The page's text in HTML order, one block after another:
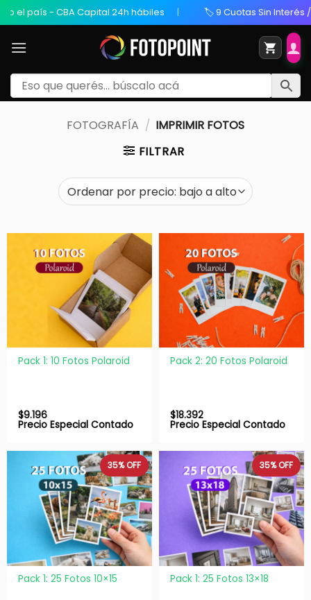
CBA Capital 24h hábiles 🏷️ 9 Cuotas Sin Interés / 20% OFF
FOTOGRAFÍA / IMPRIMIR FOTOS
FILTRAR
Pack 1: 10 Fotos Polaroid
$9.196
Precio Especial Contado
Pack 2: 20 Fotos Polaroid
$18.392
Precio Especial Contado
35%OFF
Pack 1: 25 Fotos 10×15
35%OFF
Pack 1: 25 Fotos 13×18